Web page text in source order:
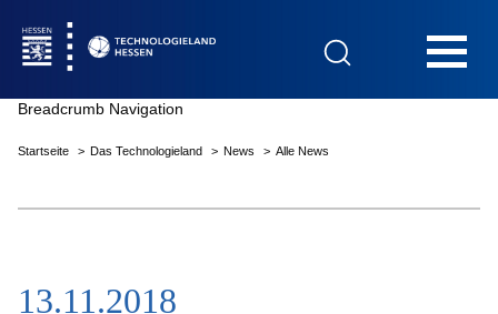
Das Technologieland
Breadcrumb Navigation
Startseite Das Technologieland News Alle News
13.11.2018